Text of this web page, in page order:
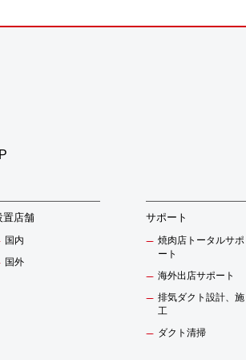
置店舗
国内
国外
サポート
焼肉店トータルサポ
ート
海外出店サポート
排気ダクト設計、施
工
ダクト清掃